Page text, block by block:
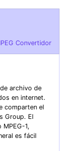
Convertidor
archivo de
en internet.
comparten el
Group. El
1,
es fácil